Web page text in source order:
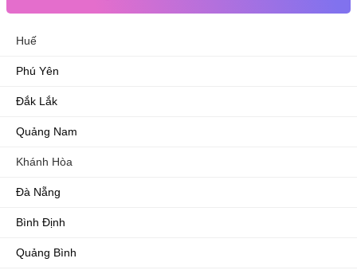
Huế
Phú Yên
Đắk Lắk
Quảng Nam
Khánh Hòa
Đà Nẵng
Bình Định
Quảng Bình